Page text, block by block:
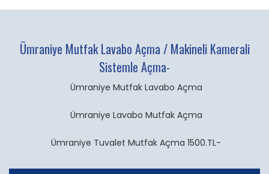
Ümraniye Mutfak Lavabo Açma / Makineli Kamerali
Sistemle Açma-
Ümraniye Mutfak Lavabo Açma
Ümraniye Lavabo Mutfak Açma
Ümraniye Tuvalet Mutfak Açma 1500.TL-